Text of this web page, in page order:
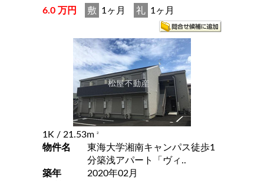
6.0 万円 敷 1ヶ月 礼 1ヶ月
1K / 21.53m 2
物件名
東海大学湘南キャンパス徒歩1
分築浅アパート「ヴィ..
築年
2020年02月